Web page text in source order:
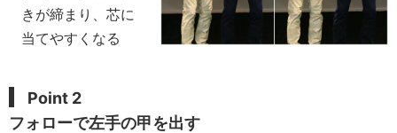
きが締まり、芯に
当てやすくなる
Point 2
フォローで左手の甲を出す